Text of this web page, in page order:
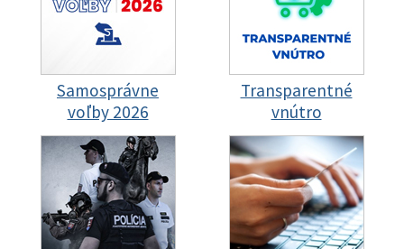
Samosprávne
voľby 2026
Transparentné
vnútro